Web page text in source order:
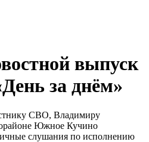
выпуск
за днём»
СВО, Владимиру
Южное Кучино
слушания по исполнению